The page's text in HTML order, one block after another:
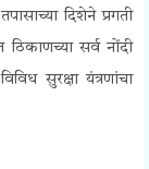
दिशेने प्रगती
सर्व नोंदी
सुरक्षा यंत्रणांचा